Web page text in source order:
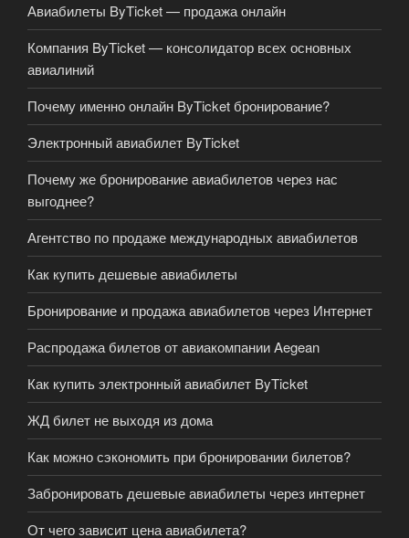
Авиабилеты ByTicket — продажа онлайн
Компания ByTicket — консолидатор всех основных
авиалиний
Почему именно онлайн ByTicket бронирование?
Электронный авиабилет ByTicket
Почему же бронирование авиабилетов через нас
выгоднее?
Агентство по продаже международных авиабилетов
Как купить дешевые авиабилеты
Бронирование и продажа авиабилетов через Интернет
Распродажа билетов от авиакомпании Aegean
Как купить электронный авиабилет ByTicket
ЖД билет не выходя из дома
Как можно сэкономить при бронировании билетов?
Забронировать дешевые авиабилеты через интернет
От чего зависит цена авиабилета?